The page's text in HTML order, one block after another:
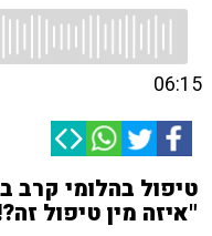
06:15
טיפול בהלומי
"איזה מין טיפול